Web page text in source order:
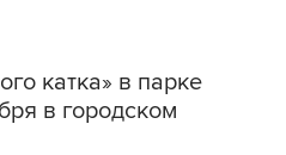
катка» в парке
в городском